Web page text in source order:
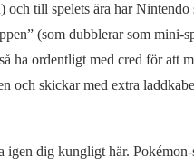
till spelets ära har Nintendo
(som dubblerar som mini-
ha ordentligt med cred för att
och skickar med extra
igen dig kungligt här.